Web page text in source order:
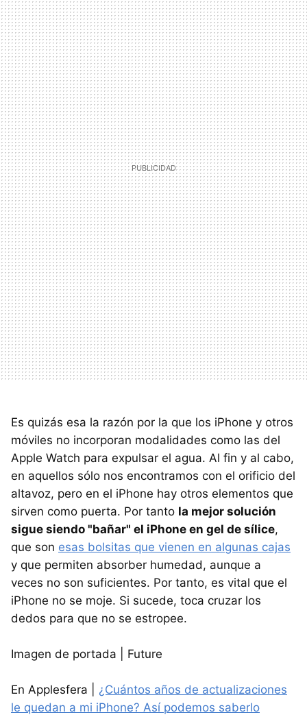
Es quizás esa la razón por la que los iPhone y otros
móviles no incorporan modalidades como las del
Apple Watch para expulsar el agua. Al fin y al cabo,
en aquellos sólo nos encontramos con el orificio del
altavoz, pero en el iPhone hay otros elementos que
sirven como puerta. Por tanto la mejor solución
sigue siendo "bañar" el iPhone en gel de sílice,
que son esas bolsitas que vienen en algunas cajas
y que permiten absorber humedad, aunque a
veces no son suficientes. Por tanto, es vital que el
iPhone no se moje. Si sucede, toca cruzar los
dedos para que no se estropee.
Imagen de portada | Future
En Applesfera | ¿Cuántos años de actualizaciones
le quedan a mi iPhone? Así podemos saberlo